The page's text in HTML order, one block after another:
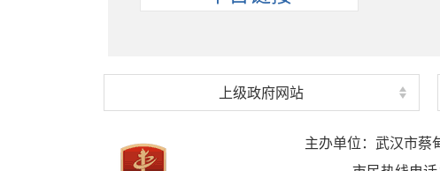
上级政府网站
主办单位：武汉市蔡